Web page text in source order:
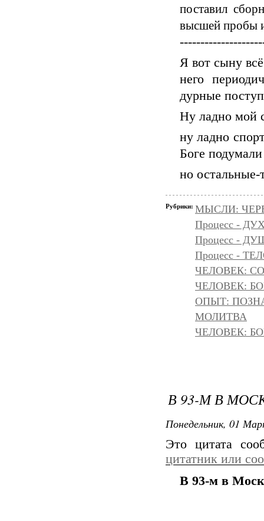
поставил
высшей пробы
Я вот сыну
него
дурные
Ну ладно мой
ну ладно
Боге подумали
но
Рубрики: МЫСЛИ:
Процесс -
Процесс -
Процесс -
ЧЕЛОВЕК:
ЧЕЛОВЕК:
ОПЫТ:
МОЛИТВА
ЧЕЛОВЕК:
В 93-М В
Понедельник, 01
Это цитата
цитатник или
В 93-м в